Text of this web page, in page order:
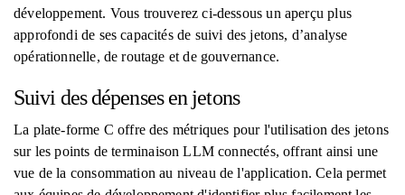
développement. Vous trouverez ci-dessous un aperçu plus
approfondi de ses capacités de suivi des jetons, d’analyse
opérationnelle, de routage et de gouvernance.
Suivi des dépenses en jetons
La plate-forme C offre des métriques pour l'utilisation des jetons
sur les points de terminaison LLM connectés, offrant ainsi une
vue de la consommation au niveau de l'application. Cela permet